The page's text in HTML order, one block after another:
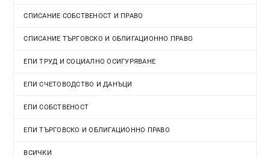
СПИСАНИЕ СОБСТВЕНОСТ И ПРАВО
СПИСАНИЕ ТЪРГОВСКО И ОБЛИГАЦИОННО ПРАВО
ЕПИ ТРУД И СОЦИАЛНО ОСИГУРЯВАНЕ
ЕПИ СЧЕТОВОДСТВО И ДАНЪЦИ
ЕПИ СОБСТВЕНОСТ
ЕПИ ТЪРГОВСКО И ОБЛИГАЦИОННО ПРАВО
ВСИЧКИ